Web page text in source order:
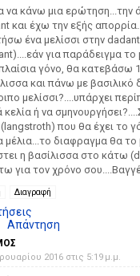
να κάνω μια ερώτηση...την
και έχω την εξής
ένα μελίσσι στην
για παράδειγμα
πλαίσια γόνο, θα κατεβάσω
και πάνω με βασιλικό
μελίσσι?....υπάρχει
κελία ή να
που θα έχει το
μέλια...το διαφραγμα θα το
η βασίλισσα στο κάτω
για τον χρόνο
Διαγραφή
Απάντηση
2016 στις 5:19 μ.μ.